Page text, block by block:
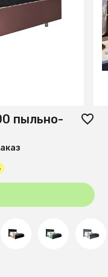
пыльно-